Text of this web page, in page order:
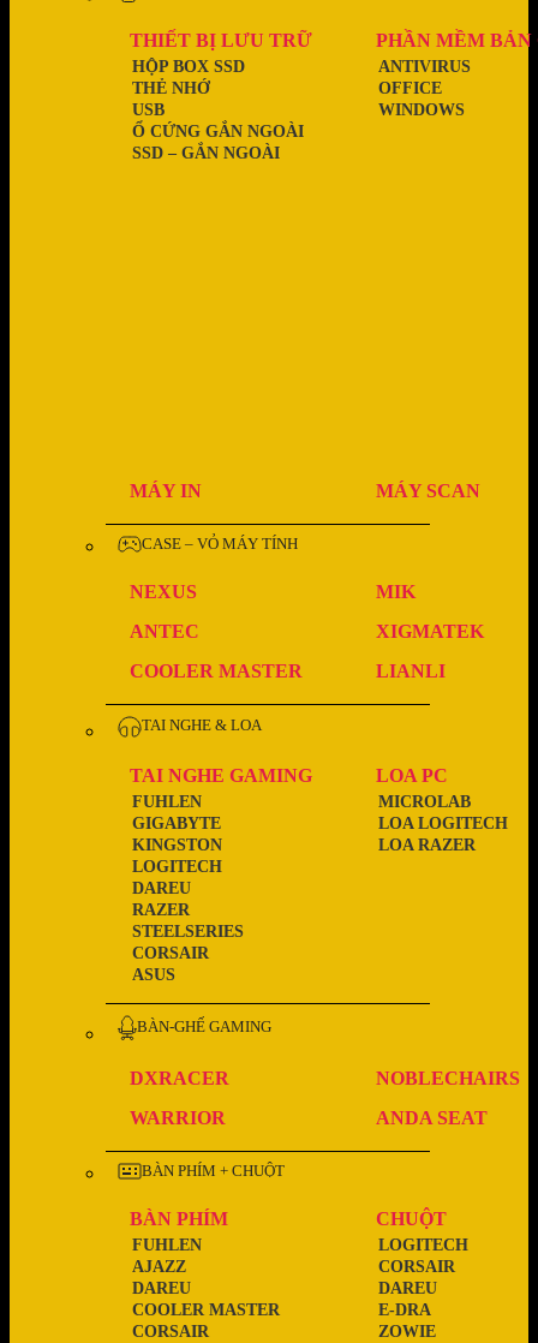
THIẾT BỊ LƯU TRỮ
SSD – GẮN NGOÀI
Ổ CỨNG GẮN NGOÀI
USB
THẺ NHỚ
HỘP BOX SSD
PHẦN MỀM BẢN
WINDOWS
OFFICE
ANTIVIRUS
MÁY IN MÁY SCAN
CASE – VỎ MÁY TÍNH
NEXUS
MIK
ANTEC
XIGMATEK
COOLER MASTER
LIANLI
TAI NGHE & LOA
TAI NGHE GAMING
ASUS
CORSAIR
STEELSERIES
RAZER
DAREU
LOGITECH
KINGSTON
GIGABYTE
FUHLEN
LOA PC
LOA RAZER
LOA LOGITECH
MICROLAB
BÀN-GHẾ GAMING
DXRACER
NOBLECHAIRS
WARRIOR
ANDA SEAT
BÀN PHÍM + CHUỘT
BÀN PHÍM
CORSAIR
COOLER MASTER
DAREU
AJAZZ
FUHLEN
CHUỘT
ZOWIE
E-DRA
DAREU
CORSAIR
LOGITECH